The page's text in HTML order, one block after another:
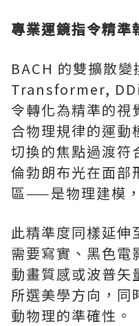
專業運鏡指令精準
BACH 的雙擴散
Transformer,
令轉化為精準的視
合物理規律的運動
切換的焦點過渡符
倫勃朗布光在面部
區——是物理建模
此精準度同樣延伸
需要寫實、黑色電
動畫質感或波普矢
所選美學方向，同
動物理的準確性。